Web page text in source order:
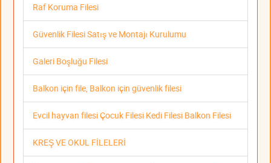
Raf Koruma Filesi
Güvenlik Filesi Satış ve Montajı Kurulumu
Galeri Boşluğu Filesi
Balkon için file, Balkon için güvenlik filesi
Evcil hayvan filesi Çocuk Filesi Kedi Filesi Balkon Filesi
KREŞ VE OKUL FİLELERİ